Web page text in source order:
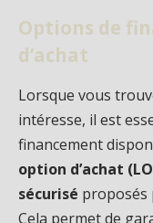
Options de
d’achat
Lorsque vous
intéresse, il est
financement
option d’achat
sécurisé proposés
Cela permet de